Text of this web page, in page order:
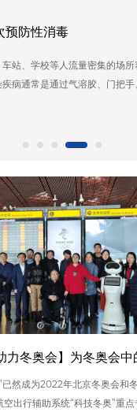
预防性消毒
站、学校等人流量密集的场
病通常是通过气溶胶、门把
进行高效的消毒。 消毒与病
长图，消毒后病菌数量跌落到最
分钟，尤其在会议室、酒店大
场所细菌繁殖会更快。病菌
形成气溶胶传播，如果不及
。 人头攒动的候车大厅 目前
氯酸等化学药物消毒法。根
穿戴防护装备的人员停留现
损伤。此外，国内新兴的等离
安全的消毒方式。 我们在智能
类消毒方式各自的优势，即
安全的工作环境。其次在人流
关闭化学药物消毒模式，开启
物表的病菌数量维持在一个极
已然成为2022年北京冬奥会和
空出行辅助系统“科技冬奥”重